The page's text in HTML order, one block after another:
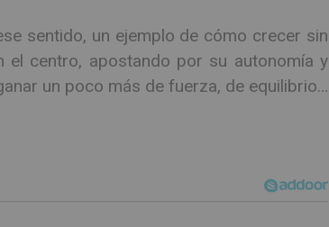
sentido, un ejemplo de cómo crecer sin
el centro, apostando por su autonomía y
un poco más de fuerza, de equilibrio…